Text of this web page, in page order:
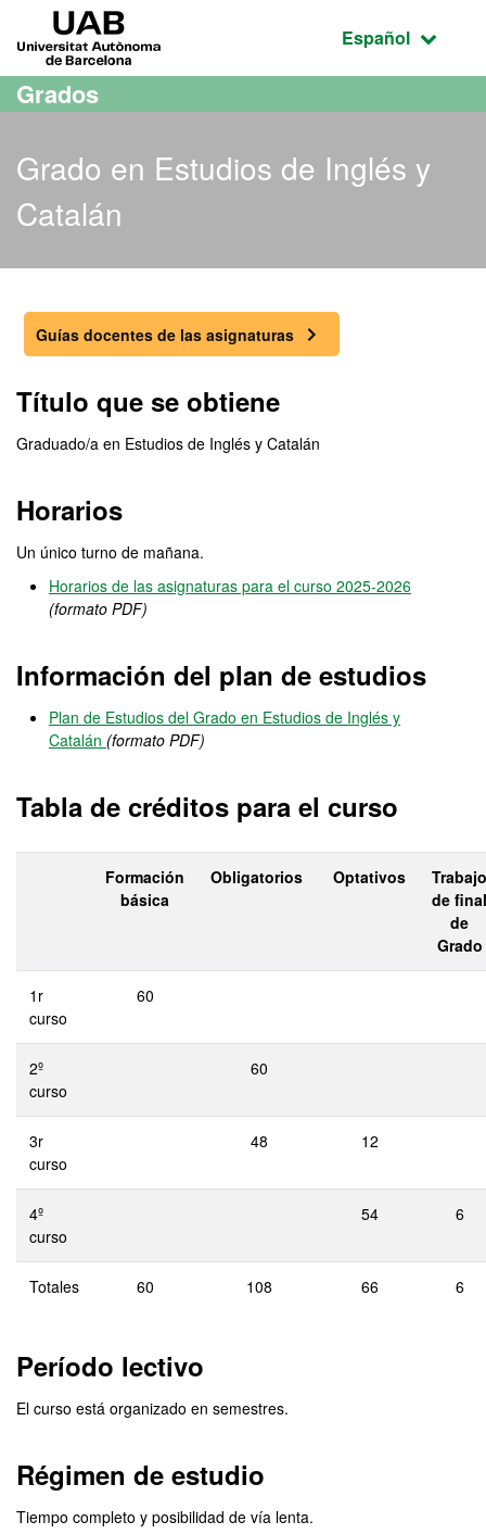
Acceso al contenido principal
Acceso a la navegación de la página
Idioma
Español
Grados
Grado en Estudios de Inglés y
Catalán
Grado en Estudios de
Guías docentes de las asignaturas
Título que se obtiene
Graduado/a en Estudios de Inglés y Catalán
Horarios
Un único turno de mañana.
Horarios de las asignaturas para el curso 2025-2026
(formato PDF)
Información del plan de estudios
Plan de Estudios del Grado en Estudios de Inglés y
Catalán (formato PDF)
Tabla de créditos para el curso
Formación
básica
Obligatorios Optativos
Trabajo
de final
de
Grado
1r
curso
60
2º
curso
60
3r
curso
48 12
4º
curso
54 6
Totales 60 108 66 6
Período lectivo
El curso está organizado en semestres.
Régimen de estudio
Tiempo completo y posibilidad de vía lenta.